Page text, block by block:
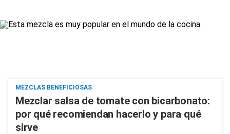
MEZCLAS BENEFICIOSAS
Mezclar salsa de tomate con bicarbonato:
por qué recomiendan hacerlo y para qué
sirve